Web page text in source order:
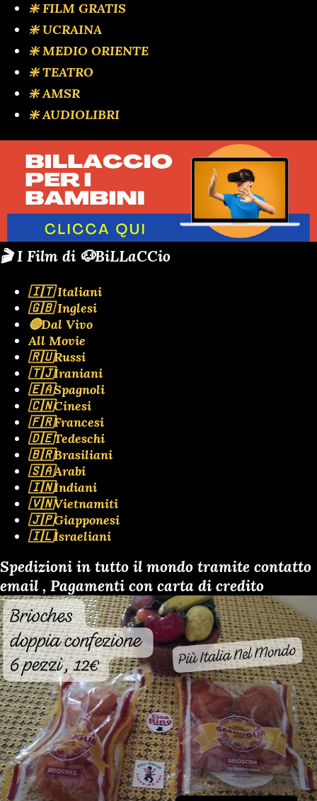
❇️ FILM GRATIS
❇️ UCRAINA
❇️ MEDIO ORIENTE
❇️ TEATRO
❇️ AMSR
❇️ AUDIOLIBRI
🎬 I Film di 🐶BiLLaCCio
🇮🇹 Italiani
🇬🇧 Inglesi
🔴Dal Vivo
All Movie
🇷🇺Russi
🇹🇯Iraniani
🇪🇦Spagnoli
🇨🇳Cinesi
🇫🇷Francesi
🇩🇪Tedeschi
🇧🇷Brasiliani
🇸🇦Arabi
🇮🇳Indiani
🇻🇳Vietnamiti
🇯🇵Giapponesi
🇮🇱Israeliani
Spedizioni in tutto il mondo tramite contatto
email , Pagamenti con carta di credito